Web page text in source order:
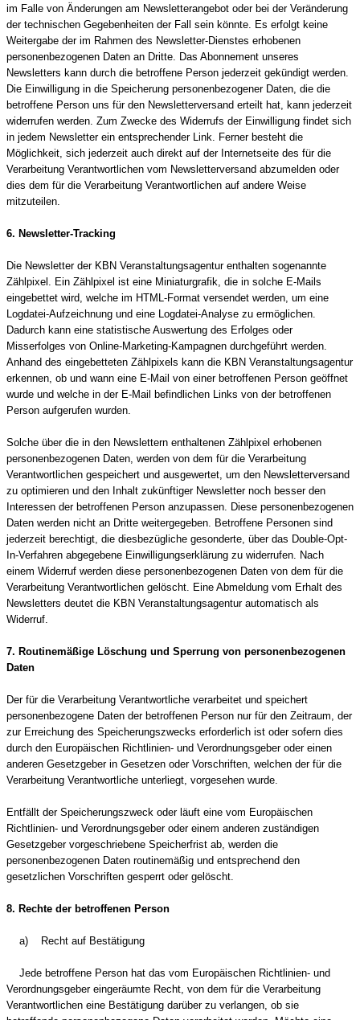
im Falle von Änderungen am Newsletterangebot oder bei der Veränderung
der technischen Gegebenheiten der Fall sein könnte. Es erfolgt keine
Weitergabe der im Rahmen des Newsletter-Dienstes erhobenen
personenbezogenen Daten an Dritte. Das Abonnement unseres
Newsletters kann durch die betroffene Person jederzeit gekündigt werden.
Die Einwilligung in die Speicherung personenbezogener Daten, die die
betroffene Person uns für den Newsletterversand erteilt hat, kann jederzeit
widerrufen werden. Zum Zwecke des Widerrufs der Einwilligung findet sich
in jedem Newsletter ein entsprechender Link. Ferner besteht die
Möglichkeit, sich jederzeit auch direkt auf der Internetseite des für die
Verarbeitung Verantwortlichen vom Newsletterversand abzumelden oder
dies dem für die Verarbeitung Verantwortlichen auf andere Weise
mitzuteilen.
6. Newsletter-Tracking
Die Newsletter der KBN Veranstaltungsagentur enthalten sogenannte
Zählpixel. Ein Zählpixel ist eine Miniaturgrafik, die in solche E-Mails
eingebettet wird, welche im HTML-Format versendet werden, um eine
Logdatei-Aufzeichnung und eine Logdatei-Analyse zu ermöglichen.
Dadurch kann eine statistische Auswertung des Erfolges oder
Misserfolges von Online-Marketing-Kampagnen durchgeführt werden.
Anhand des eingebetteten Zählpixels kann die KBN Veranstaltungsagentur
erkennen, ob und wann eine E-Mail von einer betroffenen Person geöffnet
wurde und welche in der E-Mail befindlichen Links von der betroffenen
Person aufgerufen wurden.
Solche über die in den Newslettern enthaltenen Zählpixel erhobenen
personenbezogenen Daten, werden von dem für die Verarbeitung
Verantwortlichen gespeichert und ausgewertet, um den Newsletterversand
zu optimieren und den Inhalt zukünftiger Newsletter noch besser den
Interessen der betroffenen Person anzupassen. Diese personenbezogenen
Daten werden nicht an Dritte weitergegeben. Betroffene Personen sind
jederzeit berechtigt, die diesbezügliche gesonderte, über das Double-Opt-
In-Verfahren abgegebene Einwilligungserklärung zu widerrufen. Nach
einem Widerruf werden diese personenbezogenen Daten von dem für die
Verarbeitung Verantwortlichen gelöscht. Eine Abmeldung vom Erhalt des
Newsletters deutet die KBN Veranstaltungsagentur automatisch als
Widerruf.
7. Routinemäßige Löschung und Sperrung von personenbezogenen
Daten
Der für die Verarbeitung Verantwortliche verarbeitet und speichert
personenbezogene Daten der betroffenen Person nur für den Zeitraum, der
zur Erreichung des Speicherungszwecks erforderlich ist oder sofern dies
durch den Europäischen Richtlinien- und Verordnungsgeber oder einen
anderen Gesetzgeber in Gesetzen oder Vorschriften, welchen der für die
Verarbeitung Verantwortliche unterliegt, vorgesehen wurde.
Entfällt der Speicherungszweck oder läuft eine vom Europäischen
Richtlinien- und Verordnungsgeber oder einem anderen zuständigen
Gesetzgeber vorgeschriebene Speicherfrist ab, werden die
personenbezogenen Daten routinemäßig und entsprechend den
gesetzlichen Vorschriften gesperrt oder gelöscht.
8. Rechte der betroffenen Person
a) Recht auf Bestätigung
Jede betroffene Person hat das vom Europäischen Richtlinien- und
Verordnungsgeber eingeräumte Recht, von dem für die Verarbeitung
Verantwortlichen eine Bestätigung darüber zu verlangen, ob sie